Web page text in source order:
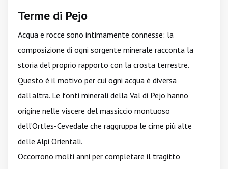
Terme di Pejo
Acqua e rocce sono intimamente connesse: la
composizione di ogni sorgente minerale racconta la
storia del proprio rapporto con la crosta terrestre.
Questo è il motivo per cui ogni acqua è diversa
dall’altra. Le fonti minerali della Val di Pejo hanno
origine nelle viscere del massiccio montuoso
dell’Ortles-Cevedale che raggruppa le cime più alte
delle Alpi Orientali.
Occorrono molti anni per completare il tragitto